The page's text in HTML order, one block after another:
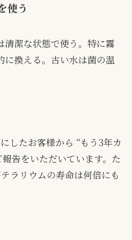
使う
清潔な状態で使う。特に霧
に換える。古い水は菌の温
したお客様から “もう3年カ
告をいただいています。た
ラリウムの寿命は何倍にも